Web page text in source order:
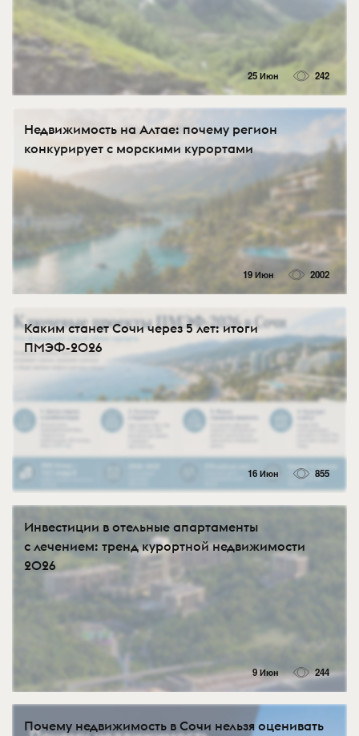
25 Июн 242
Недвижимость на Алтае: почему регион
конкурирует с морскими курортами
19 Июн 2002
Каким станет Сочи через 5 лет: итоги
ПМЭФ-2026
16 Июн 855
Инвестиции в отельные апартаменты
с лечением: тренд курортной недвижимости
2026
9 Июн 244
Почему недвижимость в Сочи нельзя оценивать